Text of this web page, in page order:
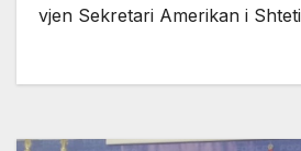
vjen Sekretari Amerikan i